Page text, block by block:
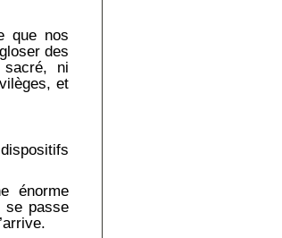
que nos
des
ni
et
énorme
se passe